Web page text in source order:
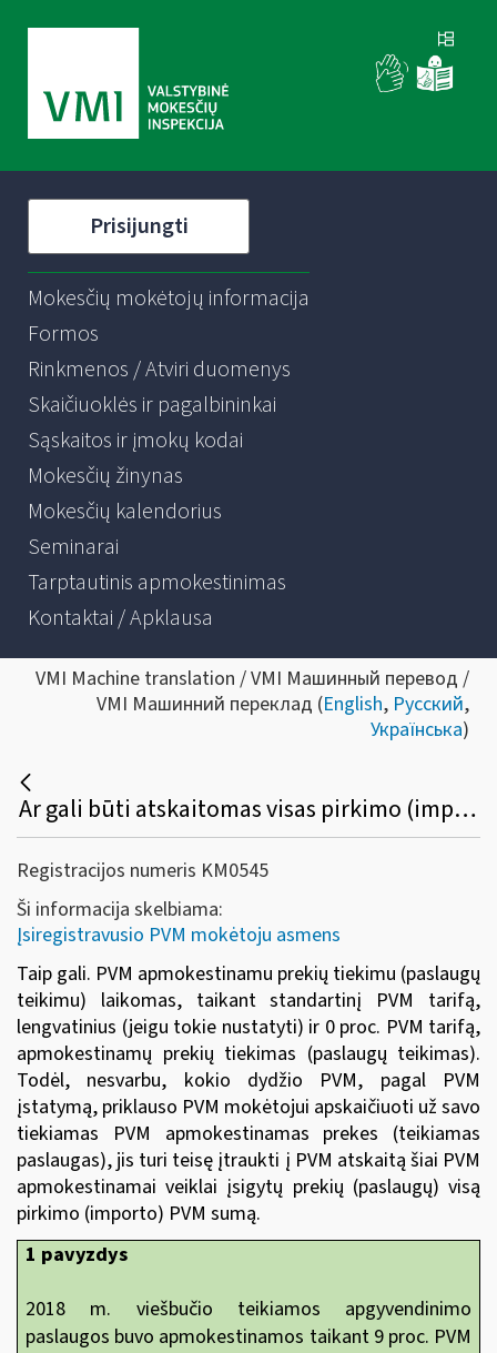
Prisijungti
Mokesčių mokėtojų informacija
Formos
Rinkmenos / Atviri duomenys
Skaičiuoklės ir pagalbininkai
Sąskaitos ir įmokų kodai
Mokesčių žinynas
Mokesčių kalendorius
Seminarai
Tarptautinis apmokestinimas
Kontaktai / Apklausa
VMI Machine translation / VMI Машинный перевод /
VMI Машинний переклад (English, Русский,
Українська)
Ar gali būti atskaitomas visas pirkimo (importo) PVM įsigytų prekių (paslaugų), skirtų prekių tiekimui (paslaugų teikimui) apmokestinamų PVM, taikant ne tik standartinį bet ir lengvatinį ar 0 proc. dydžio PVM tarifą?
Registracijos numeris KM0545
Ši informacija skelbiama:
Įsiregistravusio PVM mokėtoju asmens
Taip gali. PVM apmokestinamu prekių tiekimu (paslaugų
teikimu) laikomas, taikant standartinį PVM tarifą,
lengvatinius (jeigu tokie nustatyti) ir 0 proc. PVM tarifą,
apmokestinamų prekių tiekimas (paslaugų teikimas).
Todėl, nesvarbu, kokio dydžio PVM, pagal PVM
įstatymą, priklauso PVM mokėtojui apskaičiuoti už savo
tiekiamas PVM apmokestinamas prekes (teikiamas
paslaugas), jis turi teisę įtraukti į PVM atskaitą šiai PVM
apmokestinamai veiklai įsigytų prekių (paslaugų) visą
pirkimo (importo) PVM sumą.
1 pavyzdys
2018 m. viešbučio teikiamos apgyvendinimo
paslaugos buvo apmokestinamos taikant 9 proc. PVM